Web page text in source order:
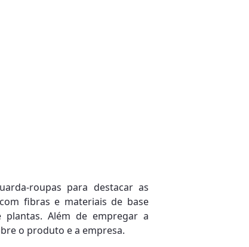
roupas para destacar as
fibras e materiais de base
Além de empregar a
o produto e a empresa.